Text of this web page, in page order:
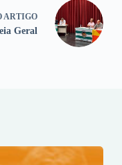
ARTIGO
Geral